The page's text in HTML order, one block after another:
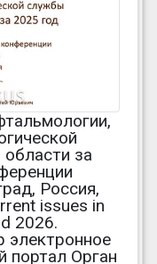
за
Россия,
issues in
2026.
электронное
портал Орган